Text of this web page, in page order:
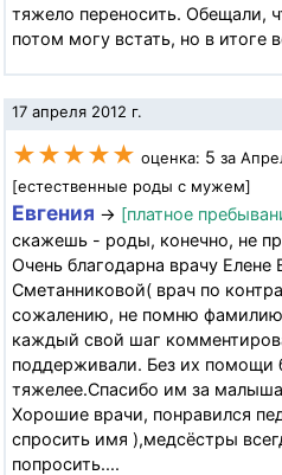
тяжело переносить. Обещали,
потом могу встать, но в итоге
17 апреля 2012 г.
★★★★★ оценка: 5 за
[естественные роды с мужем]
Евгения → [платное
скажешь - роды, конечно, не
Очень благодарна врачу Елене
Сметанниковой( врач по
сожалению, не помню
каждый свой шаг
поддерживали. Без их помощи
тяжелее.Спасибо им за
Хорошие врачи, понравился
спросить имя ),медсёстры
попросить....